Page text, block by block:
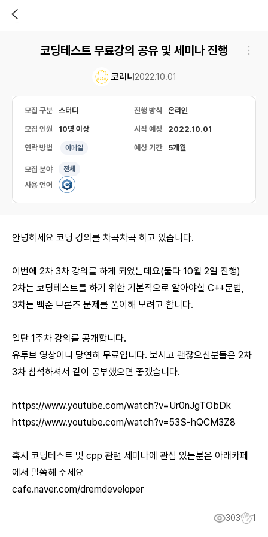
코딩테스트 무료강의 공유 및 세미나 진행
코리니 2022.10.01
모집 구분 스터디 진행 방식 온라인
모집 인원 10명 이상 시작 예정 2022.10.01
연락 방법 이메일 예상 기간 5개월
모집 분야 전체
사용 언어
안녕하세요 코딩 강의를 차곡차곡 하고 있습니다.
이번에 2차 3차 강의를 하게 되었는데요(둘다 10월 2일 진행)
2차는 코딩테스트를 하기 위한 기본적으로 알아야할 C++문법,
3차는 백준 브론즈 문제를 풀이해 보려고 합니다.
일단 1주차 강의를 공개합니다.
유투브 영상이니 당연히 무료입니다. 보시고 괜찮으신분들은 2차
3차 참석하셔서 같이 공부했으면 좋겠습니다.
https://www.youtube.com/watch?v=Ur0nJgTObDk
https://www.youtube.com/watch?v=53S-hQCM3Z8
혹시 코딩테스트 및 cpp 관련 세미나에 관심 있는분은 아래카페
에서 말씀해 주세요
cafe.naver.com/dremdeveloper
303 1